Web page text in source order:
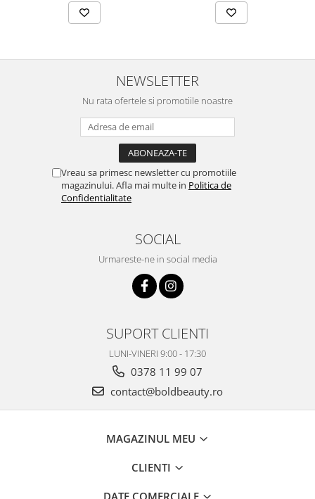
NEWSLETTER
Nu rata ofertele si promotiile noastre
Vreau sa primesc newsletter cu promotiile
magazinului. Afla mai multe in Politica de
Confidentialitate
SOCIAL
Urmareste-ne in social media
SUPORT CLIENTI
LUNI-VINERI 9:00 - 17:30
0378 11 99 07
contact@boldbeauty.ro
MAGAZINUL MEU
CLIENTI